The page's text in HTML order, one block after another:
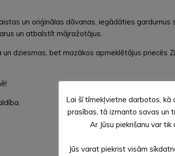
un oriģinālas dāvanas, iegādāties
un atbalstīt mājražotājus.
dziesmas, bet mazākos apmeklētājus priecēs
Lai šī tīmekļvietne darbotos,
prasības, tā izmanto savas un
Ar Jūsu piekrišanu var
Jūs varat piekrist visām